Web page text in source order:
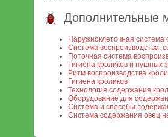
Дополнительные
Наружноклеточная система
Система воспроизводства,
Поточная система
Гигиена кроликов и пушных
Ритм воспроизводства
Гигиена кроликов
Технология содержания
Оборудование для
Система и способы
Система содержания овец